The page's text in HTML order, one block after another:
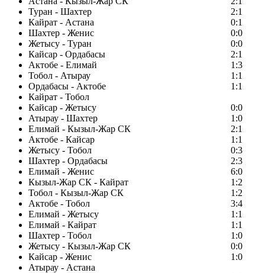
Туран - Шахтер
2:1
Кайрат - Астана
0:1
Шахтер - Женис
0:0
Жетысу - Туран
0:0
Кайсар - Ордабасы
2:1
Актобе - Елимай
1:3
Тобол - Атырау
1:1
Ордабасы - Актобе
1:1
Кайрат - Тобол
Кайсар - Жетысу
0:0
Атырау - Шахтер
1:0
Елимай - Кызыл-Жар СК
2:1
Актобе - Кайсар
1:1
Жетысу - Тобол
0:3
Шахтер - Ордабасы
2:3
Елимай - Женис
6:0
Кызыл-Жар СК - Кайрат
1:2
Тобол - Кызыл-Жар СК
1:2
Актобе - Тобол
3:4
Елимай - Жетысу
1:1
Елимай - Кайрат
1:1
Шахтер - Тобол
1:0
Жетысу - Кызыл-Жар СК
0:0
Кайсар - Женис
1:0
Атырау - Астана